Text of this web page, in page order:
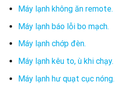
Máy lạnh không ăn remote.
Máy lạnh báo lỗi bo mạch.
Máy lạnh chớp đèn.
Máy lạnh kêu to, ù khi chạy.
Máy lạnh hư quạt cục nóng.